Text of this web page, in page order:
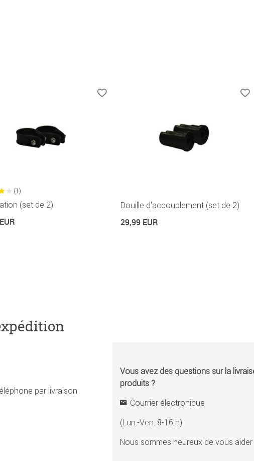
(1)
(set de 2) Douille d'accouplement (set de 2)
29,99 EUR
par livraison
Vous avez des questions sur la
produits ?
Courrier électronique
(Lun.-Ven. 8-16 h)
Nous sommes heureux de vous aider